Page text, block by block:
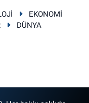
EKONOMİ
DÜNYA